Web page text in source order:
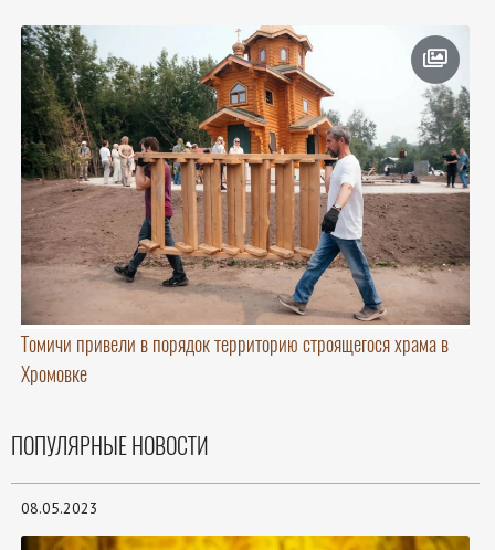
Томичи привели в порядок территорию строящегося храма в
Хромовке
ПОПУЛЯРНЫЕ НОВОСТИ
08.05.2023